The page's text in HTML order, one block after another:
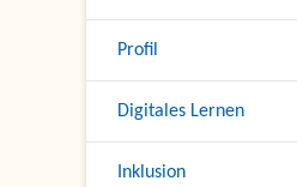
Profil
Digitales Lernen
Inklusion